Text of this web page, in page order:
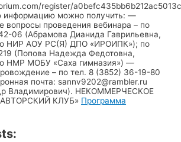
register/
информацию можно получить: —
вопросы проведения вебинара – по
06 (Абрамова Дианида Гаврильевна,
НИР АОУ РС(Я) ДПО «ИРОИПК»); по
(Попова Надежда Федотовна,
НМР МОБУ «Саха гимназия») —
– по тел. 8 (3852) 36-19-80
почта: sannv9202@rambler.ru
Владимирович). НЕКОММЕРЧЕСКОЕ
КЛУБ» Программа